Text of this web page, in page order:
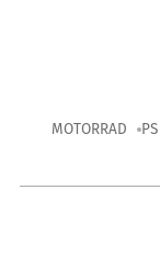
MOTORRAD PS